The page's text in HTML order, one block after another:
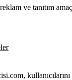
ve tanıtım